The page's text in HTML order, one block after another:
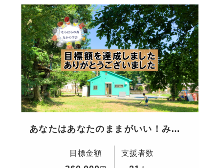
あなたはあなたのままがいい！みん
目標金額 支援者数